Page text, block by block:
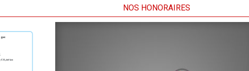
NOS HONORAIRES